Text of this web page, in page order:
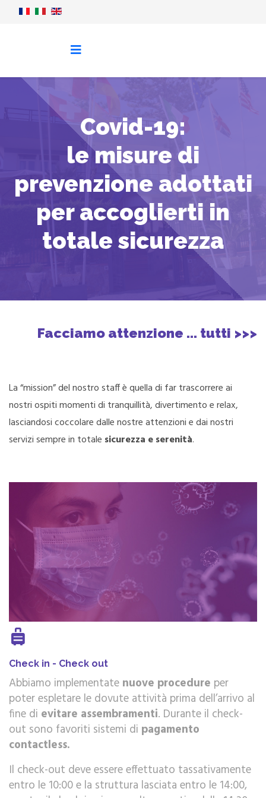
Covid-19:
le misure di
prevenzione adottati
per accoglierti in
totale sicurezza
Facciamo attenzione ... tutti >>>
La “mission” del nostro staff è quella di far trascorrere ai
nostri ospiti momenti di tranquillità, divertimento e relax,
lasciandosi coccolare dalle nostre attenzioni e dai nostri
servizi sempre in totale sicurezza e serenità.
Check in - Check out
Abbiamo implementate nuove procedure per
poter espletare le dovute attività prima dell’arrivo al
fine di evitare assembramenti. Durante il check-
out sono favoriti sistemi di pagamento
contactless.
Il check-out deve essere effettuato tassativamente
entro le 10:00 e la struttura lasciata entro le 14:00,